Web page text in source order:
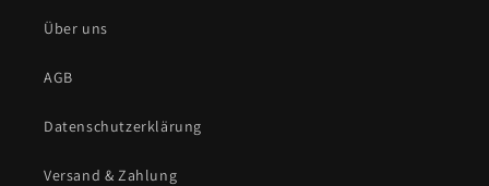
Über uns
AGB
Datenschutzerklärung
Versand & Zahlung